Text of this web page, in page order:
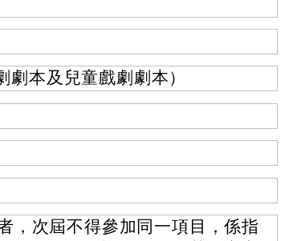
劇本及兒童戲劇劇本）
，次屆不得參加同一項目，係指